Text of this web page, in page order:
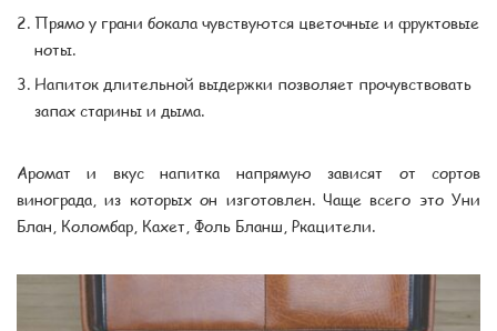
Прямо у грани бокала чувствуются цветочные и фруктовые
ноты.
Напиток длительной выдержки позволяет прочувствовать
запах старины и дыма.
Аромат и вкус напитка напрямую зависят от сортов
винограда, из которых он изготовлен. Чаще всего это Уни
Блан, Коломбар, Кахет, Фоль Бланш, Ркацители.